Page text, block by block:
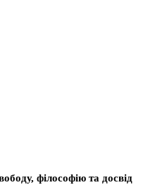
філософію та досвід